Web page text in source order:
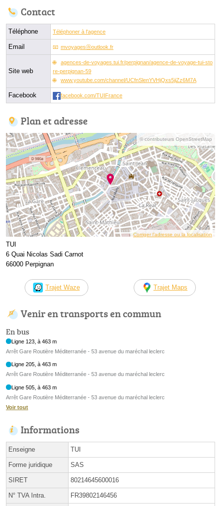
Contact
Téléphone Téléphoner à l'agence
Email mvoyagesⓐoutlook.fr
Site web
agences-de-voyages.tui.fr/perpignan/agence-de-voyage-tui-sto
re-perpignan-59
www.youtube.com/channel/UCfnSlenYVHjQxs5jiZz6M7A
Facebook facebook.com/TUIFrance
Plan et adresse
© contributeurs OpenStreetMap
Corriger l’adresse ou la localisation
TUI
6 Quai Nicolas Sadi Carnot
66000 Perpignan
Trajet Waze Trajet Maps
Venir en transports en commun
En bus
Ligne 123, à 463 m
Arrêt Gare Routière Méditerranée - 53 avenue du maréchal leclerc
Ligne 205, à 463 m
Arrêt Gare Routière Méditerranée - 53 avenue du maréchal leclerc
Ligne 505, à 463 m
Arrêt Gare Routière Méditerranée - 53 avenue du maréchal leclerc
Voir tout
Informations
Enseigne TUI
Forme juridique SAS
SIRET 80214645600016
N° TVA Intra. FR39802146456